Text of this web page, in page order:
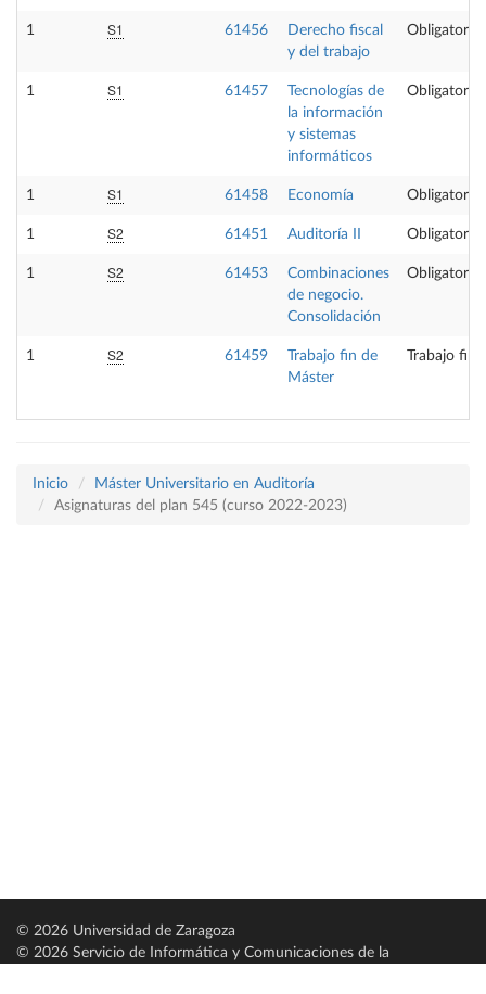
1 S1 61456
Derecho fiscal
y del trabajo
Obligatoria
1 S1 61457
Tecnologías de
la información
y sistemas
informáticos
Obligatoria
1 S1 61458 Economía Obligatoria
1 S2 61451 Auditoría II Obligatoria
1 S2 61453
Combinaciones
de negocio.
Consolidación
Obligatoria
1 S2 61459
Trabajo fin de
Máster
Trabajo fin
Inicio
Máster Universitario en Auditoría
Asignaturas del plan 545 (curso 2022-2023)
© 2026 Universidad de Zaragoza
© 2026 Servicio de Informática y Comunicaciones de la